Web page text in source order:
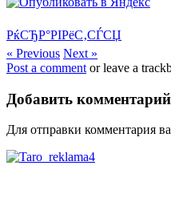
РќСЂР°РІРёС‚СЃСЏ
« Previous Next »
Post a comment or leave a
Добавить комментарий
Для отправки комментария